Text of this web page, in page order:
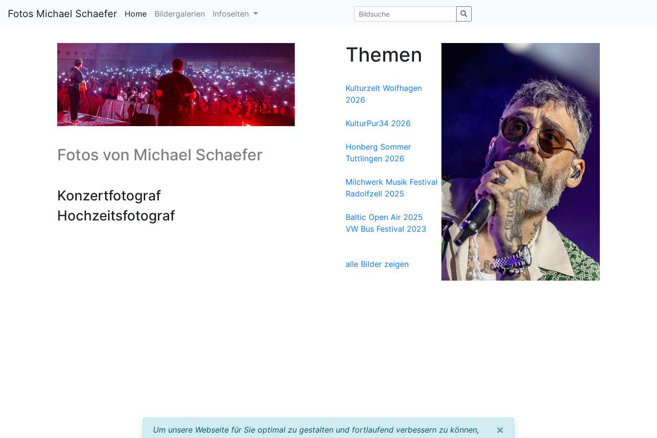
Fotos Michael Schaefer Home Bildergalerien Infoseiten
Fotos von Michael Schaefer
Konzertfotograf
Hochzeitsfotograf
Themen
Kulturzelt Wolfhagen
2026
KulturPur34 2026
Honberg Sommer
Tuttlingen 2026
Milchwerk Musik Festival
Radolfzell 2025
Baltic Open Air 2025
VW Bus Festival 2023
alle Bilder zeigen
Um unsere Webseite für Sie optimal zu gestalten und fortlaufend verbessern zu können,
×